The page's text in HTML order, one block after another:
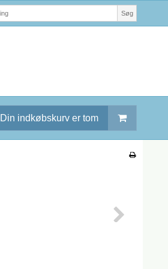
Søg
Din indkøbskurv er tom